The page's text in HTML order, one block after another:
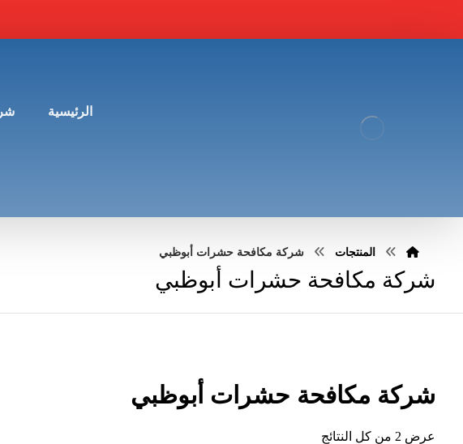
الرئيسية
المنتجات شركة مكافحة حشرات أبوظبي
شركة مكافحة حشرات أبوظبي
شركة مكافحة حشرات أبوظبي
عرض ⁦2⁩ من كل النتائج